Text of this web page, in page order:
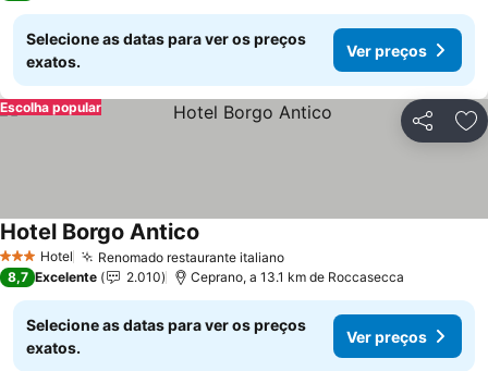
Selecione as datas para ver os preços
exatos.
Ver preços
Partilhar
Escolha popular
3 EstrelasHotel Renomado restaurante italianoVer preços
Hotel Borgo Antico
8,7 Excelente 2.010 Ceprano, a 13.1 km de Roccasecca
Selecione as datas para ver os preços
exatos.
Ver preços